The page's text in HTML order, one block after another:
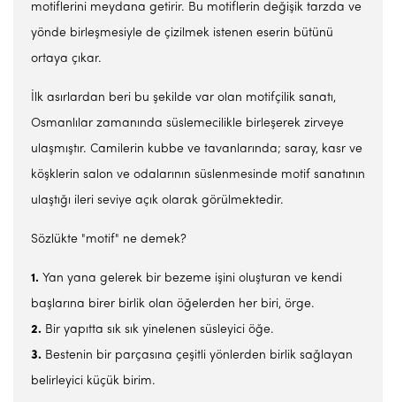
motiflerini meydana getirir. Bu motiflerin değişik tarzda ve
yönde birleşmesiyle de çizilmek istenen eserin bütünü
ortaya çıkar.
İlk asırlardan beri bu şekilde var olan motifçilik sanatı,
Osmanlılar zamanında süslemecilikle birleşerek zirveye
ulaşmıştır. Camilerin kubbe ve tavanlarında; saray, kasr ve
köşklerin salon ve odalarının süslenmesinde motif sanatının
ulaştığı ileri seviye açık olarak görülmektedir.
Sözlükte "motif" ne demek?
1. Yan yana gelerek bir bezeme işini oluşturan ve kendi
başlarına birer birlik olan öğelerden her biri, örge.
2. Bir yapıtta sık sık yinelenen süsleyici öğe.
3. Bestenin bir parçasına çeşitli yönlerden birlik sağlayan
belirleyici küçük birim.